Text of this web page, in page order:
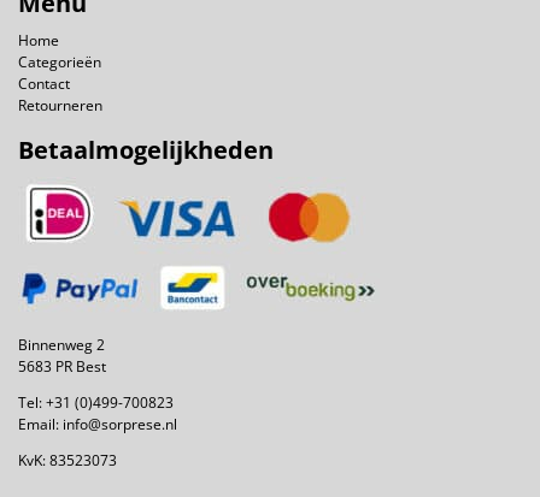
Home
Categorieën
Contact
Retourneren
Betaalmogelijkheden
Binnenweg 2
5683 PR Best
Tel:+31 (0)499-700823
Email: info@sorprese.nl
KvK: 83523073